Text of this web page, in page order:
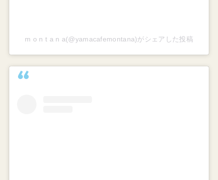
m o n t a n a(@yamacafemontana)がシェアした投稿